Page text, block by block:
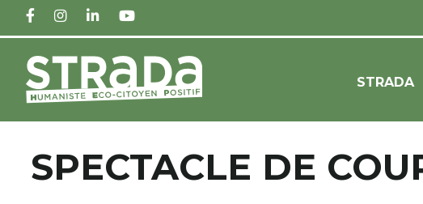
FACEBOOKINSTAGRAM
LINKEDINYOUTUBE
STRADA
SPECTACLE DE